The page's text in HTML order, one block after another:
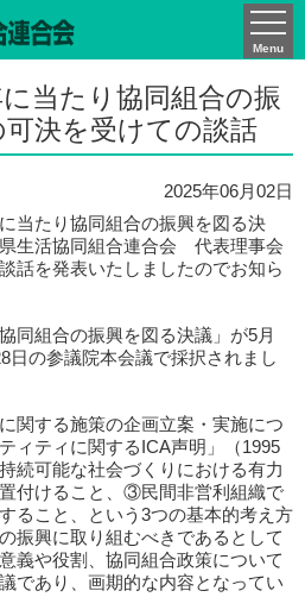
Menu
に当たり協同組合の振
決を受けての談話
2025年06月02日
当たり協同組合の振興を図る決
生活協同組合連合会 代表理事会
話を発表いたしましたのでお知ら
同組合の振興を図る決議」が5月
日の参議院本会議で採択されまし
関する施策の企画立案・実施につ
ィティに関するICA声明」（1995
続可能な社会づくりにおける有力
付けること、③民間非営利組織で
ること、という3つの基本的考え方
振興に取り組むべきであるとして
義や役割、協同組合政策について
であり、画期的な内容となってい